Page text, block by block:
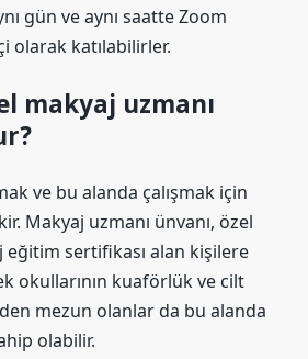
gün ve aynı saatte Zoom
olarak katılabilirler.
makyaj uzmanı
ve bu alanda çalışmak için
Makyaj uzmanı ünvanı, özel
eğitim sertifikası alan kişilere
okullarının kuaförlük ve cilt
mezun olanlar da bu alanda
olabilir.